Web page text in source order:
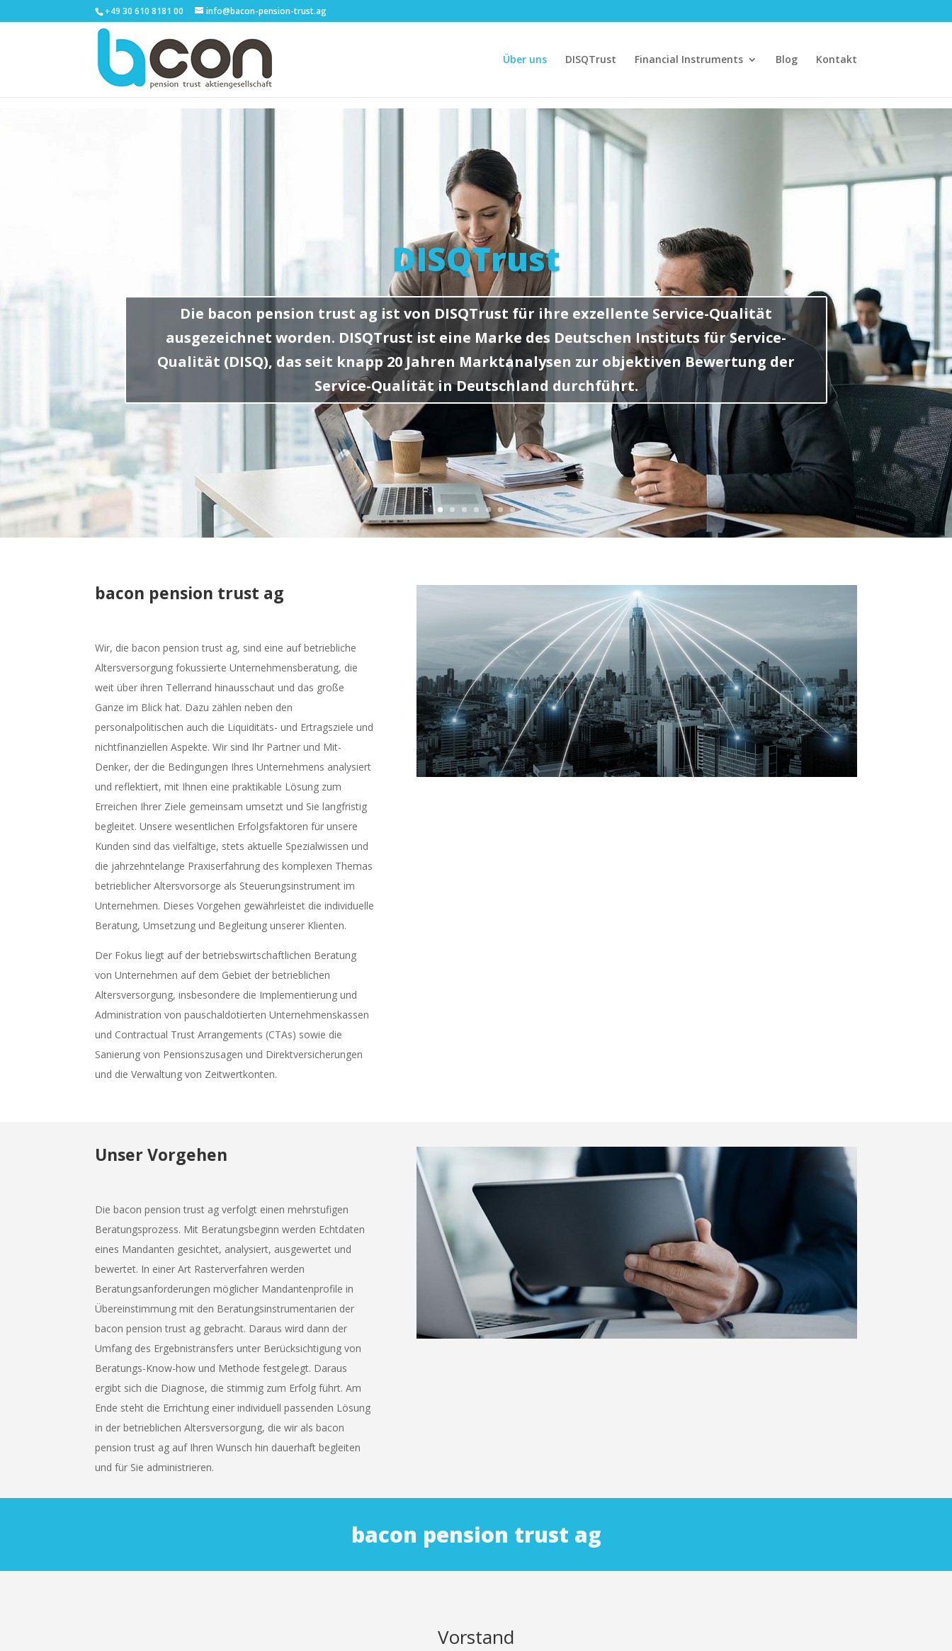
+49 30 610 8181 00 info@bacon-pension-trust.ag
Über uns DISQTrust Financial Instruments Blog Kontakt
DISQTrust
Die bacon pension trust ag ist von DISQTrust für ihre exzellente Service-Qualität
ausgezeichnet worden. DISQTrust ist eine Marke des Deutschen Instituts für Service-
Qualität (DISQ), das seit knapp 20 Jahren Marktanalysen zur objektiven Bewertung der
Service-Qualität in Deutschland durchführt.
bacon pension trust ag
Wir, die bacon pension trust ag, sind eine auf betriebliche
Altersversorgung fokussierte Unternehmensberatung, die
weit über ihren Tellerrand hinausschaut und das große
Ganze im Blick hat. Dazu zählen neben den
personalpolitischen auch die Liquiditäts- und Ertragsziele und
nichtfinanziellen Aspekte. Wir sind Ihr Partner und Mit-
Denker, der die Bedingungen Ihres Unternehmens analysiert
und reflektiert, mit Ihnen eine praktikable Lösung zum
Erreichen Ihrer Ziele gemeinsam umsetzt und Sie langfristig
begleitet. Unsere wesentlichen Erfolgsfaktoren für unsere
Kunden sind das vielfältige, stets aktuelle Spezialwissen und
die jahrzehntelange Praxiserfahrung des komplexen Themas
betrieblicher Altersvorsorge als Steuerungsinstrument im
Unternehmen. Dieses Vorgehen gewährleistet die individuelle
Beratung, Umsetzung und Begleitung unserer Klienten.
Der Fokus liegt auf der betriebswirtschaftlichen Beratung
von Unternehmen auf dem Gebiet der betrieblichen
Altersversorgung, insbesondere die Implementierung und
Administration von pauschaldotierten Unternehmenskassen
und Contractual Trust Arrangements (CTAs) sowie die
Sanierung von Pensionszusagen und Direktversicherungen
und die Verwaltung von Zeitwertkonten.
Unser Vorgehen
Die bacon pension trust ag verfolgt einen mehrstufigen
Beratungsprozess. Mit Beratungsbeginn werden Echtdaten
eines Mandanten gesichtet, analysiert, ausgewertet und
bewertet. In einer Art Rasterverfahren werden
Beratungsanforderungen möglicher Mandantenprofile in
Übereinstimmung mit den Beratungsinstrumentarien der
bacon pension trust ag gebracht. Daraus wird dann der
Umfang des Ergebnistransfers unter Berücksichtigung von
Beratungs-Know-how und Methode festgelegt. Daraus
ergibt sich die Diagnose, die stimmig zum Erfolg führt. Am
Ende steht die Errichtung einer individuell passenden Lösung
in der betrieblichen Altersversorgung, die wir als bacon
pension trust ag auf Ihren Wunsch hin dauerhaft begleiten
und für Sie administrieren.
bacon pension trust ag
Vorstand